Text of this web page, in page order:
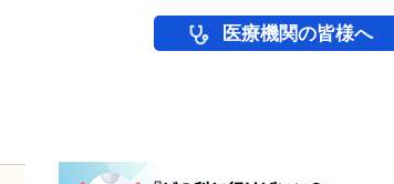
医療機関の皆様へ